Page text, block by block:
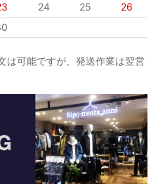
24 25
26
は可能ですが、発送作業は翌営